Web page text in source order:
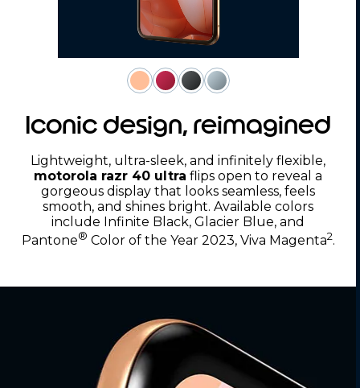
Iconic design, reimagined
Lightweight, ultra-sleek, and infinitely flexible,
motorola razr 40 ultra flips open to reveal a
gorgeous display that looks seamless, feels
smooth, and shines bright. Available colors
include Infinite Black, Glacier Blue, and
Pantone® Color of the Year 2023, Viva Magenta2.